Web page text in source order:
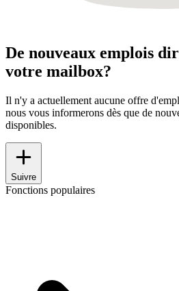
De nouveaux emplois
votre mailbox?
Il n'y a actuellement aucune offre
nous vous informerons dès que de
disponibles.
Suivre
Fonctions populaires